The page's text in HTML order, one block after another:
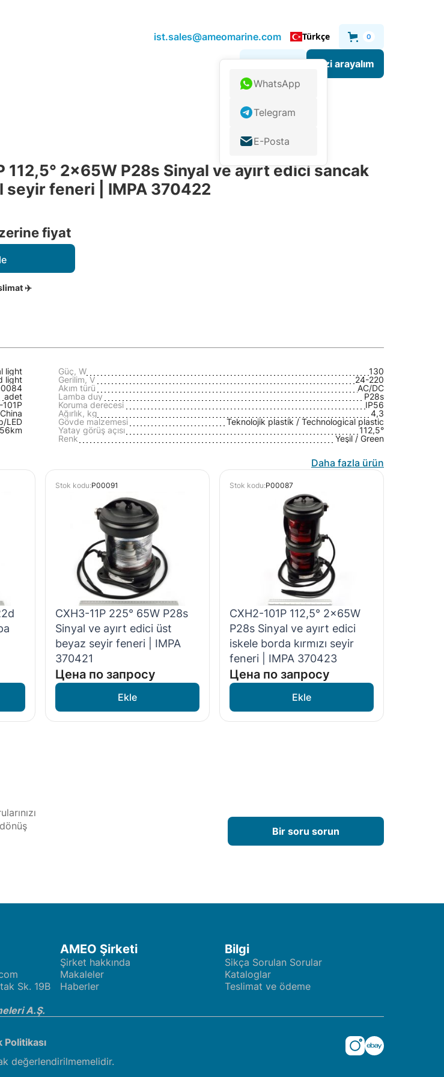
ist.sales@ameomarine.com Türkçe 0
WhatsApp
Telegram
E-Posta
Sizi arayalım
112,5° 2x65W P28s Sinyal ve ayırt edici sancak
seyir feneri | IMPA 370422
fiyat
✈️
light
light
adet
101P
LED
Güç, W
130
Gerilim, V
24-220
Akım türü
AC/DC
Lamba duy
P28s
Koruma derecesi
IP56
Ağırlık, kg
4,3
Gövde malzemesi
Teknolojik plastik / Technological plastic
Yatay görüş açısı
112,5°
Renk
Yeşil / Green
Daha fazla ürün
Stok kodu:P00091
CXH3-11P 225° 65W P28s
Sinyal ve ayırt edici üst
beyaz seyir feneri | IMPA
370421
Цена по запросу
Stok kodu:P00087
CXH2-101P 112,5° 2x65W
P28s Sinyal ve ayırt edici
iskele borda kırmızı seyir
feneri | IMPA 370423
Цена по запросу
Bir soru sorun
Sk. 19B
A.Ş.
AMEO Şirketi
Şirket hakkında
Makaleler
Haberler
Bilgi
Sikça Sorulan Sorular
Kataloglar
Teslimat ve ödeme
Politikası
değerlendirilmemelidir.